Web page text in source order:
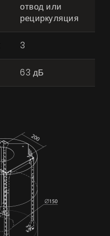
отвод или
рециркуляция
3
63 дБ